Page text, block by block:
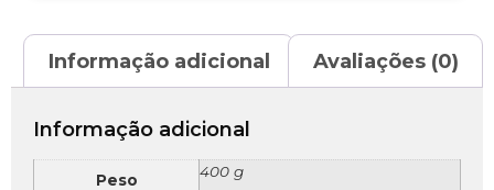
Informação adicional Avaliações (0)
Informação adicional
Peso 400 g